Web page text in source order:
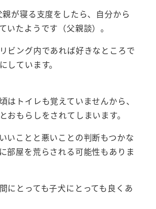
が寝る支度をしたら、自分から
いたようです（父親談）。
ビング内であれば好きなところで
しています。
はトイレも覚えていませんから、
おもらしをされてしまいます。
いことと悪いことの判断もつかな
部屋を荒らされる可能性もありま
にとっても子犬にとっても良くあ